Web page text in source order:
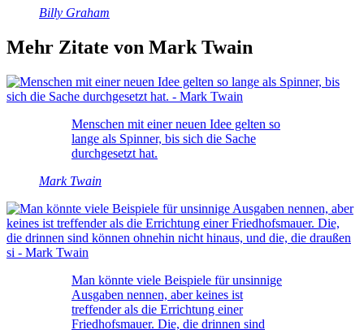
Billy Graham
Mehr Zitate von Mark Twain
Menschen mit einer neuen Idee gelten so
lange als Spinner, bis sich die Sache
durchgesetzt hat.
Mark Twain
Man könnte viele Beispiele für unsinnige
Ausgaben nennen, aber keines ist
treffender als die Errichtung einer
Friedhofsmauer. Die, die drinnen sind